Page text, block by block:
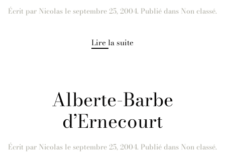
Écrit par Nicolas leseptembre 25, 2004. Publié dans Non classé.
Lire la suite
Alberte-Barbe
d’Ernecourt
Écrit par Nicolas leseptembre 25, 2004. Publié dans Non classé.